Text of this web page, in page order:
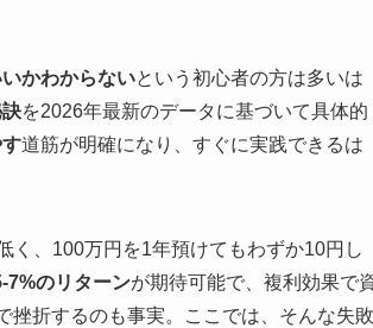
かわからないという初心者の方は多いは
を2026年最新のデータに基づいて具体的
道筋が明確になり、すぐに実践できるは
く、100万円を1年預けてもわずか10円し
7%のリターンが期待可能で、複利効果で
挫折するのも事実。ここでは、そんな失敗